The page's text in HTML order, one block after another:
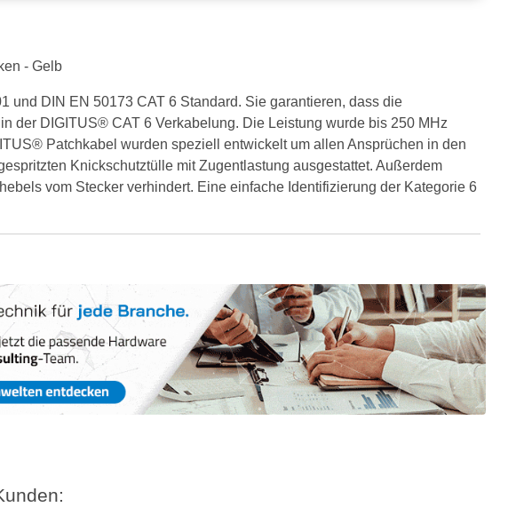
- Gelb
und DIN EN 50173 CAT 6 Standard. Sie garantieren, dass die
der DIGITUS® CAT 6 Verkabelung. Die Leistung wurde bis 250 MHz
Patchkabel wurden speziell entwickelt um allen Ansprüchen in den
Knickschutztülle mit Zugentlastung ausgestattet. Außerdem
vom Stecker verhindert. Eine einfache Identifizierung der Kategorie 6